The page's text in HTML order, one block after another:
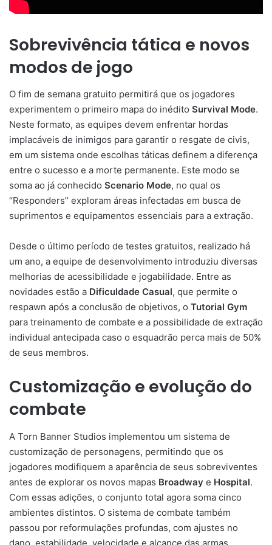
Sobrevivência tática e novos
modos de jogo
O fim de semana gratuito permitirá que os jogadores
experimentem o primeiro mapa do inédito Survival Mode.
Neste formato, as equipes devem enfrentar hordas
implacáveis de inimigos para garantir o resgate de civis,
em um sistema onde escolhas táticas definem a diferença
entre o sucesso e a morte permanente. Este modo se
soma ao já conhecido Scenario Mode, no qual os
“Responders” exploram áreas infectadas em busca de
suprimentos e equipamentos essenciais para a extração.
Desde o último período de testes gratuitos, realizado há
um ano, a equipe de desenvolvimento introduziu diversas
melhorias de acessibilidade e jogabilidade. Entre as
novidades estão a Dificuldade Casual, que permite o
respawn após a conclusão de objetivos, o Tutorial Gym
para treinamento de combate e a possibilidade de extração
individual antecipada caso o esquadrão perca mais de 50%
de seus membros.
Customização e evolução do
combate
A Torn Banner Studios implementou um sistema de
customização de personagens, permitindo que os
jogadores modifiquem a aparência de seus sobreviventes
antes de explorar os novos mapas Broadway e Hospital.
Com essas adições, o conjunto total agora soma cinco
ambientes distintos. O sistema de combate também
passou por reformulações profundas, com ajustes no
dano, estabilidade, velocidade e alcance das armas